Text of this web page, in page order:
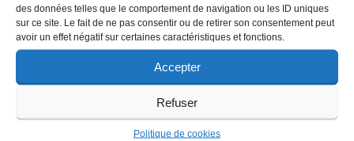
des données telles que le comportement de navigation ou les ID uniques
sur ce site. Le fait de ne pas consentir ou de retirer son consentement peut
avoir un effet négatif sur certaines caractéristiques et fonctions.
Accepter
Refuser
Politique de cookies